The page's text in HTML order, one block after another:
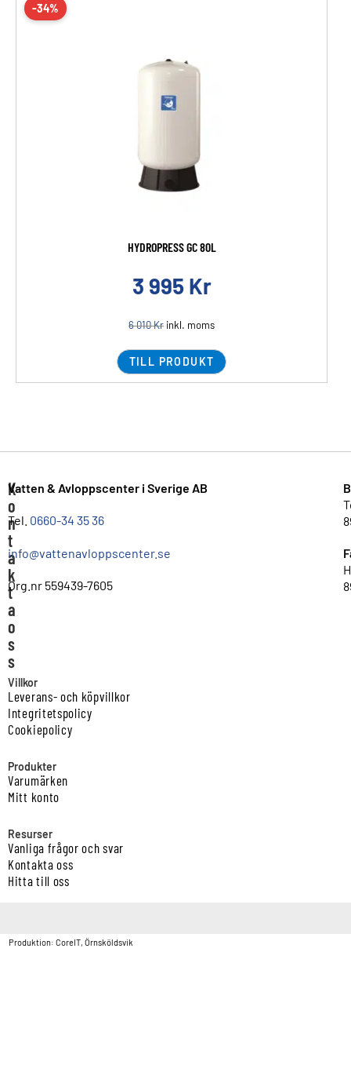
-34%
HYDROPRESS GC 80L
3 995 Kr
6 010Kr inkl. moms
TILL PRODUKT
K
o
n
t
a
k
t
a
o
s
s
Vatten & Avloppscenter i Sverige AB
Tel. 0660-34 35 36
info@vattenavloppscenter.se
Org.nr 559439-7605
Villkor
Leverans- och köpvillkor
Integritetspolicy
Cookiepolicy
Produkter
Varumärken
Mitt konto
Resurser
Vanliga frågor och svar
Kontakta oss
Hitta till oss
Produktion: CoreIT, Örnsköldsvik